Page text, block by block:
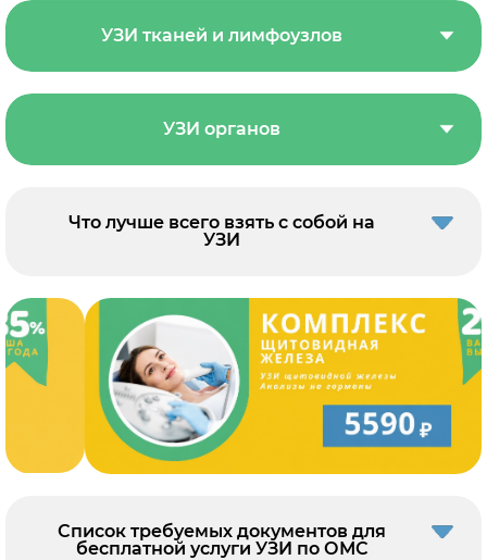
УЗИ тканей и лимфоузлов
УЗИ органов
Что лучше всего взять с собой на
УЗИ
Список требуемых документов для
бесплатной услуги УЗИ по ОМС